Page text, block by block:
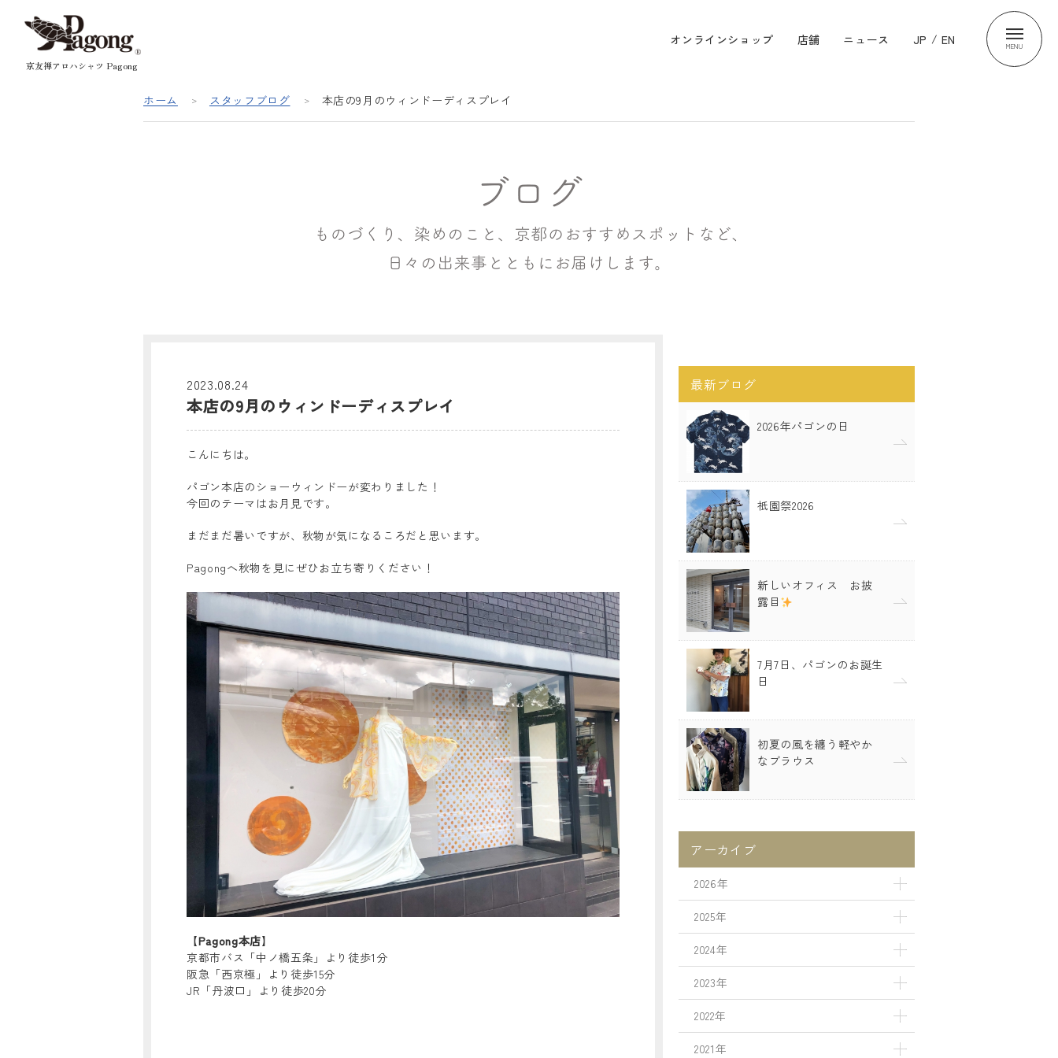
京友禅アロハシャツ Pagong
オンラインショップ 店舗 ニュース JP / EN MENU
ホーム スタッフブログ 本店の9月のウィンドーディスプレイ
2023.08.24
本店の9月のウィンドーディスプレイ
こんにちは。
パゴン本店のショーウィンドーが変わりました！
今回のテーマはお月見です。
まだまだ暑いですが、秋物が気になるころだと思います。
Pagongへ秋物を見にぜひお立ち寄りください！
【Pagong本店】
京都市バス「中ノ橋五条」より徒歩1分
阪急「西京極」より徒歩15分
JR「丹波口」より徒歩20分
最新ブログ
2026年パゴンの日
祇園祭2026
新しいオフィス お披
露目
7月7日、パゴンのお誕生
日
初夏の風を纏う軽やか
なブラウス
アーカイブ
2026年
2025年
2024年
2023年
2022年
2021年